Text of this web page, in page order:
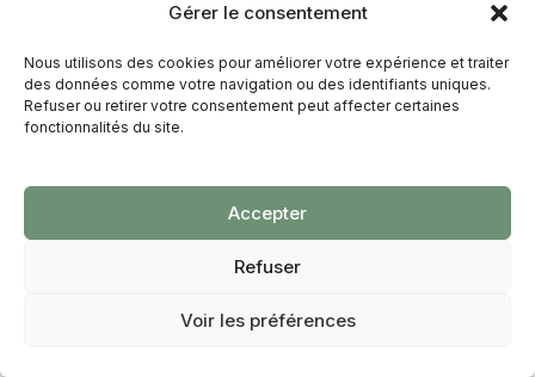
Gérer le consentement
Nous utilisons des cookies pour améliorer votre expérience et traiter
des données comme votre navigation ou des identifiants uniques.
Refuser ou retirer votre consentement peut affecter certaines
fonctionnalités du site.
Accepter
Refuser
Voir les préférences